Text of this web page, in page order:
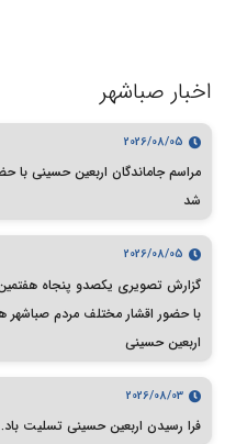
اخبار صباشهر
2026/08/05
مراسم جاماندگان اربعین حسینی با
شد
2026/08/05
گزارش تصویری یکصدو پنجاه
با حضور اقشار مختلف مردم صباشهر
اربعین حسینی
2026/08/03
فرا رسیدن اربعین حسینی تسلیت باد.